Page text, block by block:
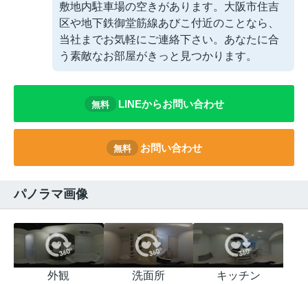
敷地内駐車場の空きがあります。大阪市住吉
区や地下鉄御堂筋線あびこ付近のことなら、
当社までお気軽にご連絡下さい。あなたに合
う素敵なお部屋がきっと見つかります。
無料 LINEからお問い合わせ
無料 お問い合わせ
パノラマ画像
外観 洗面所 キッチン